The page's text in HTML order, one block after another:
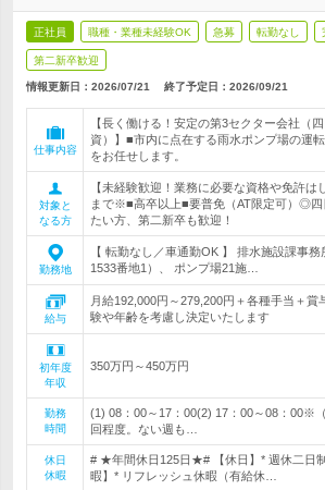
正社員 職種・業種未経験OK 急募 転勤なし
第二新卒歓迎
情報更新日：2026/07/21 終了予定日： 2026/09/21
仕事内容
【長く働ける！安定の第3セクター会社（
資）】■市内に点在する雨水ポンプ場の運
をお任せします。
対象と
なる方
【未経験歓迎！業務に必要な資格や免許は
まで※■高卒以上■要普免（AT限定可）◎四
たい方、第二新卒も歓迎！
勤務地
【 転勤なし／車通勤OK 】 排水施設課事
1533番地1）、 ポンプ場21施…
給与
月給192,000円～279,200円＋各種手当＋
験や年齢を考慮し決定いたします
初年度
年収
350万円～450万円
勤務
時間
(1) 08：00～17：00(2) 17：00～08：00※
回程度。ない週も…
休日
休暇
# ★年間休日125日★# 【休日】* 週休二日
暇】* リフレッシュ休暇（有給休…